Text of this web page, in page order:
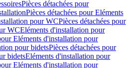
Pièces détachées pour
Pièces détachées pour Eléments
pour WCPièces détachées pour
WCEléments d'installation pour
Eléments d'installation pour
pour bidetsPièces détachées pour
bidetsEléments d'installation pour
Eléments d'installation pour